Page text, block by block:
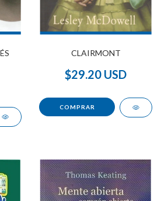
CLAIRMONT
$29.20 USD